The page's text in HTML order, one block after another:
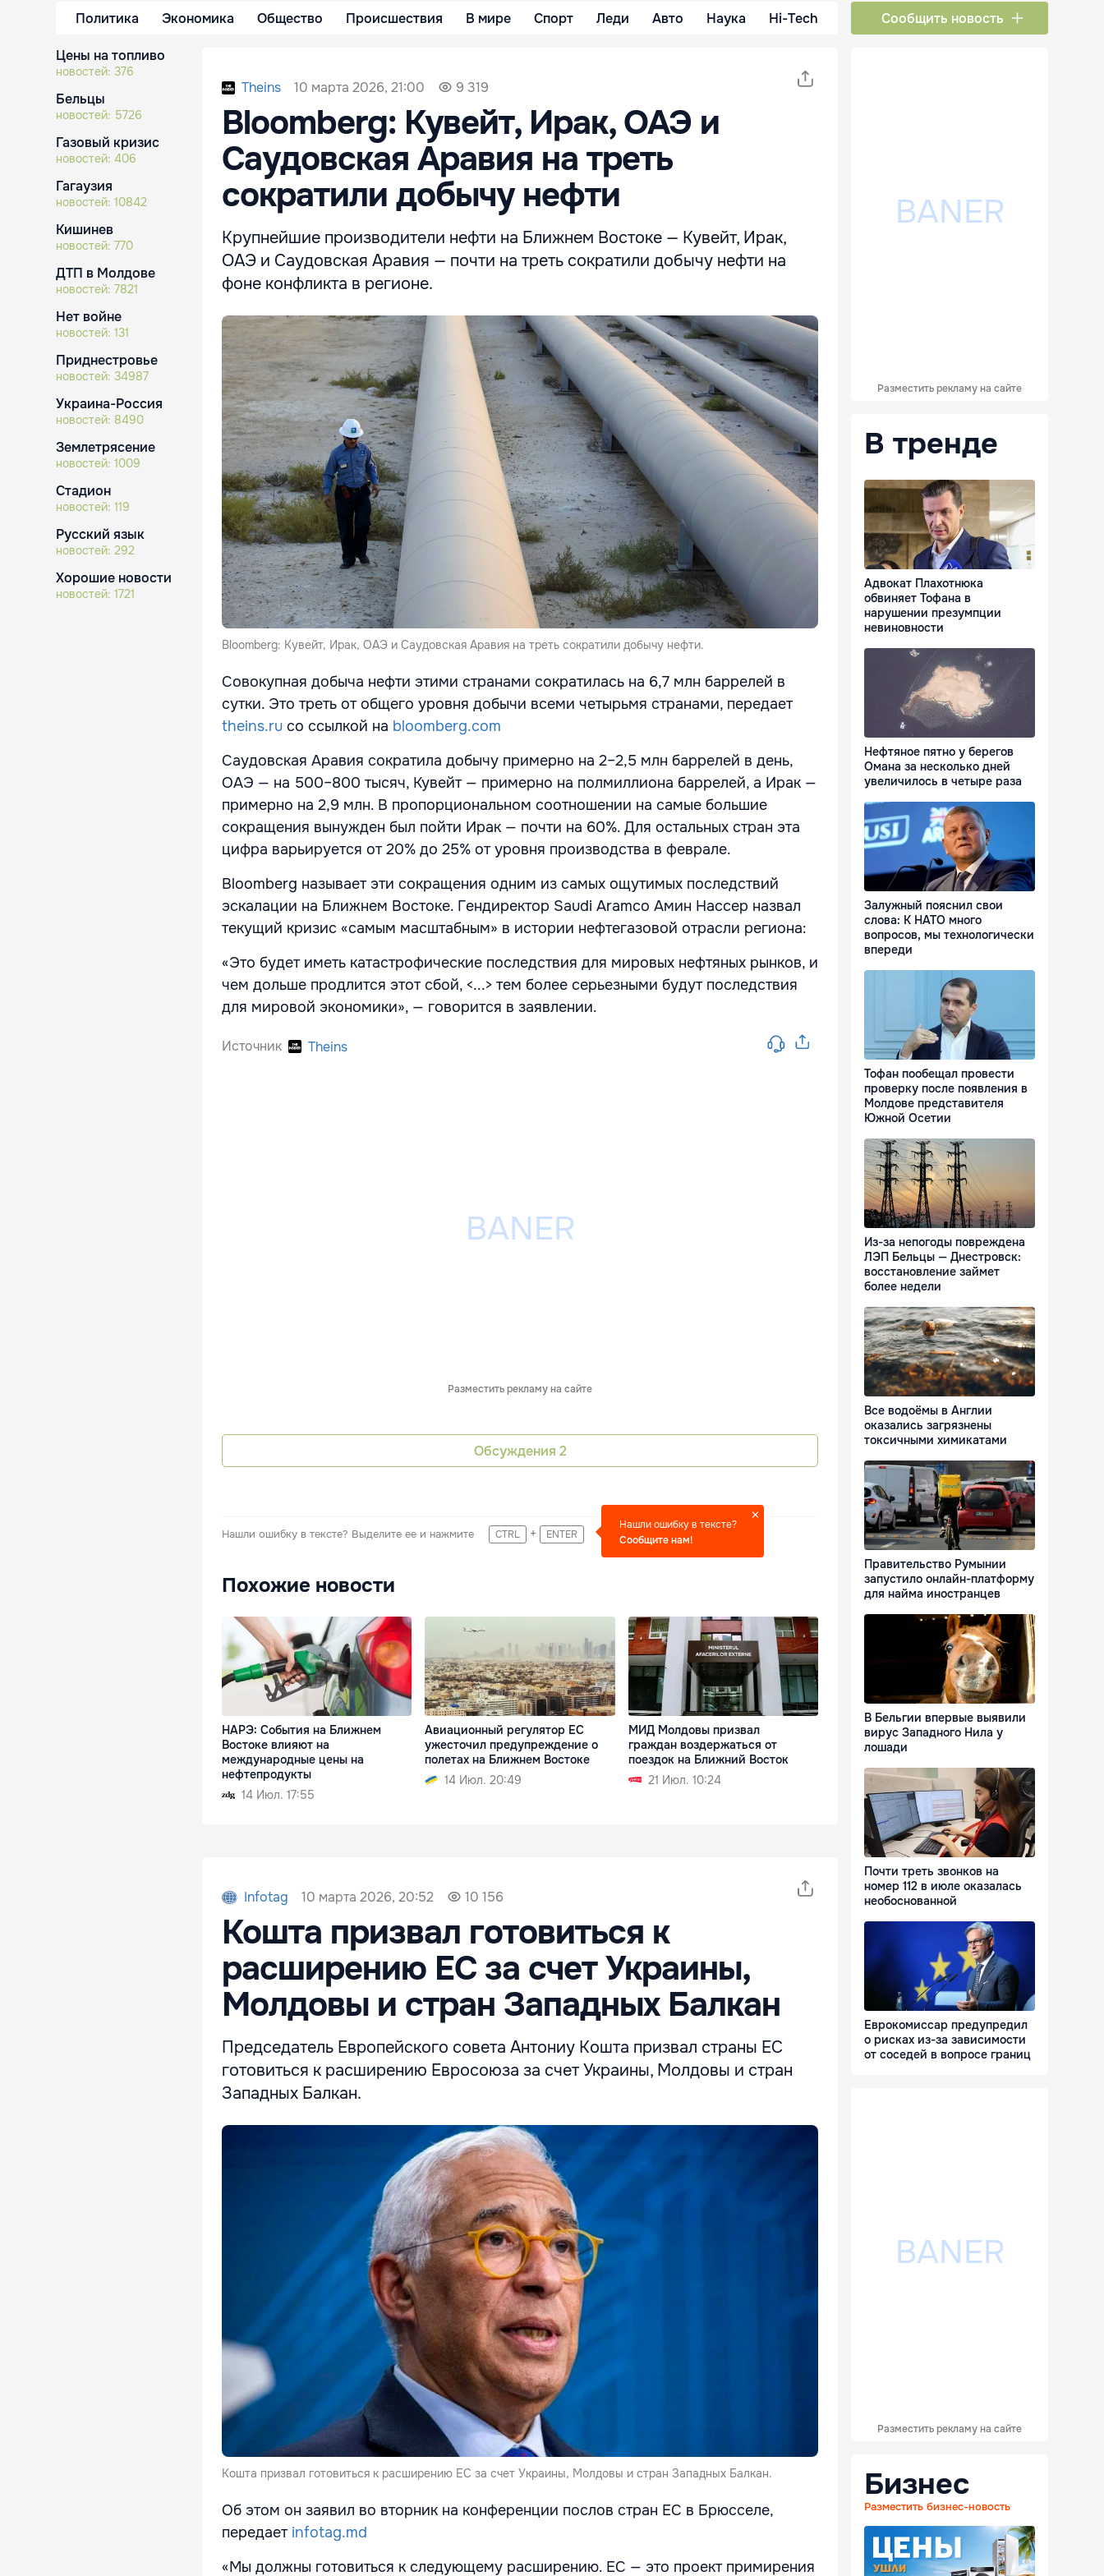
Политика Экономика Общество Происшествия В мире Спорт Леди Авто Наука Hi-Tech Сообщить новость
Цены на топливо
новостей: 376
Бельцы
новостей: 5726
Газовый кризис
новостей: 406
Гагаузия
новостей: 10842
Кишинев
новостей: 770
ДТП в Молдове
новостей: 7821
Нет войне
новостей: 131
Приднестровье
новостей: 34987
Украина-Россия
новостей: 8490
Землетрясение
новостей: 1009
Стадион
новостей: 119
Русский язык
новостей: 292
Хорошие новости
новостей: 1721
Theins 10 марта 2026, 21:00 9 319
Bloomberg: Кувейт, Ирак, ОАЭ и
Саудовская Аравия на треть
сократили добычу нефти
Крупнейшие производители нефти на Ближнем Востоке — Кувейт, Ирак,
ОАЭ и Саудовская Аравия — почти на треть сократили добычу нефти на
фоне конфликта в регионе.
Bloomberg: Кувейт, Ирак, ОАЭ и Саудовская Аравия на треть сократили добычу нефти.
Совокупная добыча нефти этими странами сократилась на 6,7 млн баррелей в
сутки. Это треть от общего уровня добычи всеми четырьмя странами, передает
theins.ru со ссылкой на bloomberg.com
Саудовская Аравия сократила добычу примерно на 2–2,5 млн баррелей в день,
ОАЭ — на 500–800 тысяч, Кувейт — примерно на полмиллиона баррелей, а Ирак —
примерно на 2,9 млн. В пропорциональном соотношении на самые большие
сокращения вынужден был пойти Ирак — почти на 60%. Для остальных стран эта
цифра варьируется от 20% до 25% от уровня производства в феврале.
Bloomberg называет эти сокращения одним из самых ощутимых последствий
эскалации на Ближнем Востоке. Гендиректор Saudi Aramco Амин Нассер назвал
текущий кризис «самым масштабным» в истории нефтегазовой отрасли региона:
«Это будет иметь катастрофические последствия для мировых нефтяных рынков, и
чем дольше продлится этот сбой, <...> тем более серьезными будут последствия
для мировой экономики», — говорится в заявлении.
Источник Theins
Разместить рекламу на сайте
Обсуждения 2
Нашли ошибку в тексте? Выделите ее и нажмите CTRL + ENTER
Нашли ошибку в тексте?
Сообщите нам!
Похожие новости
НАРЭ: События на Ближнем
Востоке влияют на
международные цены на
нефтепродукты
14 Июл. 17:55
Авиационный регулятор ЕС
ужесточил предупреждение о
полетах на Ближнем Востоке
14 Июл. 20:49
МИД Молдовы призвал
граждан воздержаться от
поездок на Ближний Восток
21 Июл. 10:24
Infotag 10 марта 2026, 20:52 10 156
Кошта призвал готовиться к
расширению ЕС за счет Украины,
Молдовы и стран Западных Балкан
Председатель Европейского совета Антониу Кошта призвал страны ЕС
готовиться к расширению Евросоюза за счет Украины, Молдовы и стран
Западных Балкан.
Кошта призвал готовиться к расширению ЕС за счет Украины, Молдовы и стран Западных Балкан.
Об этом он заявил во вторник на конференции послов стран ЕС в Брюсселе,
передает infotag.md
«Мы должны готовиться к следующему расширению. ЕС — это проект примирения
Разместить рекламу на сайте
В тренде
Адвокат Плахотнюка
обвиняет Тофана в
нарушении презумпции
невиновности
Нефтяное пятно у берегов
Омана за несколько дней
увеличилось в четыре раза
Залужный пояснил свои
слова: К НАТО много
вопросов, мы технологически
впереди
Тофан пообещал провести
проверку после появления в
Молдове представителя
Южной Осетии
Из-за непогоды повреждена
ЛЭП Бельцы — Днестровск:
восстановление займет
более недели
Все водоёмы в Англии
оказались загрязнены
токсичными химикатами
Правительство Румынии
запустило онлайн-платформу
для найма иностранцев
В Бельгии впервые выявили
вирус Западного Нила у
лошади
Почти треть звонков на
номер 112 в июле оказалась
необоснованной
Еврокомиссар предупредил
о рисках из-за зависимости
от соседей в вопросе границ
Разместить рекламу на сайте
Бизнес
Разместить бизнес-новость